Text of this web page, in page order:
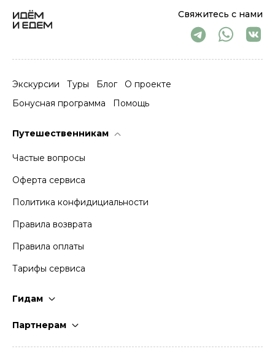
Свяжитесь с нами
Экскурсии Туры Блог
О проекте
Бонусная программа
Помощь
Путешественникам
Частые вопросы
Оферта сервиса
Политика конфидициальности
Правила возврата
Правила оплаты
Тарифы сервиса
Гидам
Партнерам